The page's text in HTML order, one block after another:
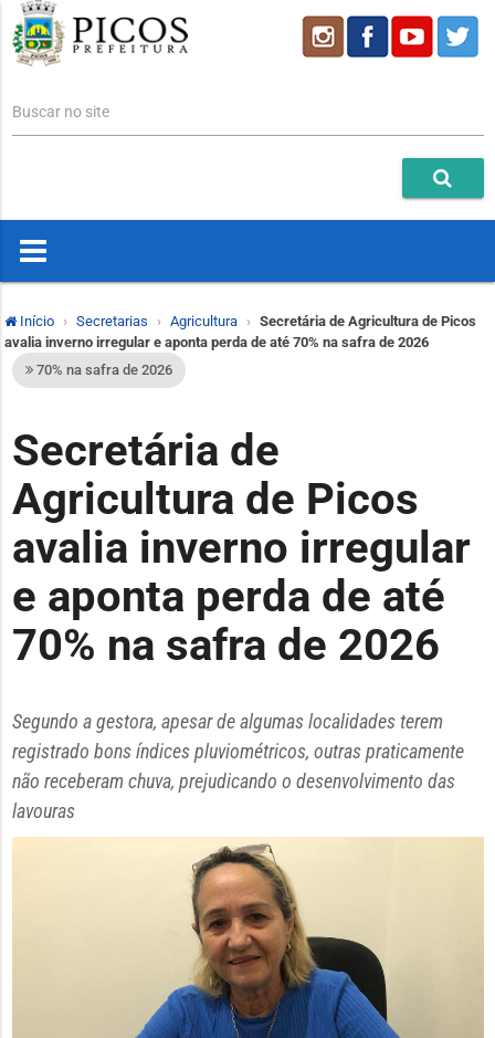
Buscar no site
Início Secretarias Agricultura
Secretária de Agricultura de Picos
avalia inverno irregular e aponta perda de até 70% na safra de 2026
70% na safra de 2026
Secretária de
Agricultura de Picos
avalia inverno irregular
e aponta perda de até
70% na safra de 2026
Segundo a gestora, apesar de algumas localidades terem
registrado bons índices pluviométricos, outras praticamente
não receberam chuva, prejudicando o desenvolvimento das
lavouras